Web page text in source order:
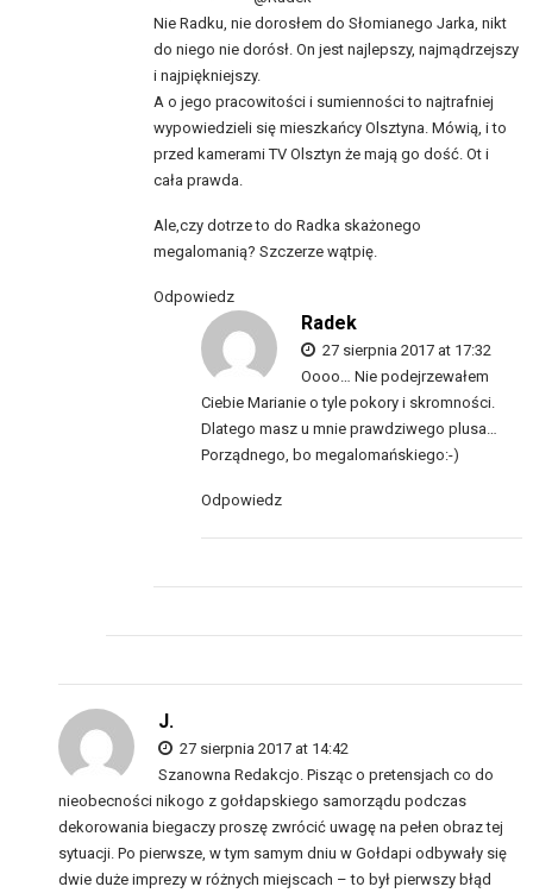
Nie Radku, nie dorosłem do Słomianego Jarka, nikt
do niego nie dorósł. On jest najlepszy, najmądrzejszy
i najpiękniejszy.
A o jego pracowitości i sumienności to najtrafniej
wypowiedzieli się mieszkańcy Olsztyna. Mówią, i to
przed kamerami TV Olsztyn że mają go dość. Ot i
cała prawda.
Ale,czy dotrze to do Radka skażonego
megalomanią? Szczerze wątpię.
Odpowiedz
Radek
27 sierpnia 2017 at 17:32
Oooo… Nie podejrzewałem
Ciebie Marianie o tyle pokory i skromności.
Dlatego masz u mnie prawdziwego plusa…
Porządnego, bo megalomańskiego:-)
Odpowiedz
J.
27 sierpnia 2017 at 14:42
Szanowna Redakcjo. Pisząc o pretensjach co do
nieobecności nikogo z gołdapskiego samorządu podczas
dekorowania biegaczy proszę zwrócić uwagę na pełen obraz tej
sytuacji. Po pierwsze, w tym samym dniu w Gołdapi odbywały się
dwie duże imprezy w różnych miejscach – to był pierwszy błąd